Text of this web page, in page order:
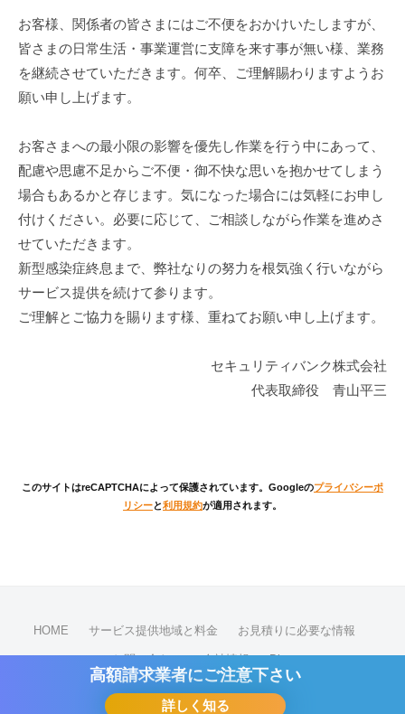
お客様、関係者の皆さまにはご不便をおかけいたしますが、
皆さまの日常生活・事業運営に支障を来す事が無い様、業務
を継続させていただきます。何卒、ご理解賜わりますようお
願い申し上げます。
お客さまへの最小限の影響を優先し作業を行う中にあって、
配慮や思慮不足からご不便・御不快な思いを抱かせてしまう
場合もあるかと存じます。気になった場合には気軽にお申し
付けください。必要に応じて、ご相談しながら作業を進めさ
せていただきます。
新型感染症終息まで、弊社なりの努力を根気強く行いながら
サービス提供を続けて参ります。
ご理解とご協力を賜ります様、重ねてお願い申し上げます。
セキュリティバンク株式会社
代表取締役 青山平三
このサイトはreCAPTCHAによって保護されています。Googleのプライバシーポ
リシーと利用規約が適用されます。
高額請求業者にご注意下さい
詳しく知る
HOME サービス提供地域と料金 お見積りに必要な情報
お問い合わせ 会社情報 Blog
© 2026金庫のトラブル110番